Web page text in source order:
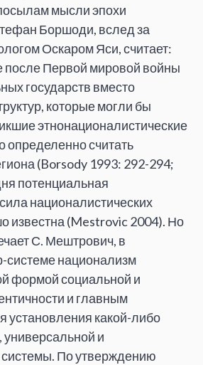
мысли эпохи
Боршоди, вслед за
Оскаром Яси, считает:
после Первой мировой войны
государств вместо
которые могли бы
этнонационалистические
определенно считать
(Borsody 1993: 292-294;
потенциальная
националистических
известна (Mestrovic 2004). Но
С. Мештрович, в
системе национализм
формой социальной и
и главным
установления какой-либо
универсальной и
системы. По утверждению